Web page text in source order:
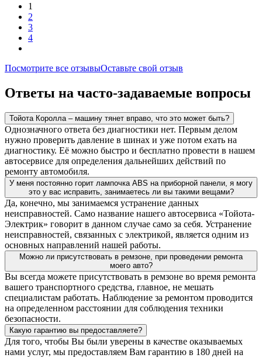
1
2
3
4
Посмотрите все отзывыОставьте свой отзыв
Ответы на часто-задаваемые вопросы
Тойота Королла – машину тянет вправо, что это может быть?
Однозначного ответа без диагностики нет. Первым делом
нужно проверить давление в шинах и уже потом ехать на
диагностику. Её можно быстро и бесплатно провести в нашем
автосервисе для определения дальнейших действий по
ремонту автомобиля.
У меня постоянно горит лампочка ABS на приборной панели, я могу
это у вас исправить, занимаетесь ли вы такими вещами?
Да, конечно, мы занимаемся устранение данных
неисправностей. Само название нашего автосервиса «Тойота-
Электрик» говорит в данном случае само за себя. Устранение
неисправностей, связанных с электрикой, является одним из
основных направлений нашей работы.
Можно ли присутствовать в ремзоне, при проведении ремонта
моего авто?
Вы всегда можете присутствовать в ремзоне во время ремонта
вашего транспортного средства, главное, не мешать
специалистам работать. Наблюдение за ремонтом проводится
на определенном расстоянии для соблюдения техники
безопасности.
Какую гарантию вы предоставляете?
Для того, чтобы Вы были уверены в качестве оказываемых
нами услуг, мы предоставляем Вам гарантию в 180 дней на